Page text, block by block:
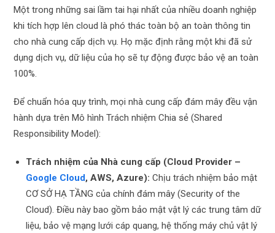
Một trong những sai lầm tai hại nhất của nhiều doanh nghiệp
khi tích hợp lên cloud là phó thác toàn bộ an toàn thông tin
cho nhà cung cấp dịch vụ. Họ mặc định rằng một khi đã sử
dụng dịch vụ, dữ liệu của họ sẽ tự động được bảo vệ an toàn
100%.
Để chuẩn hóa quy trình, mọi nhà cung cấp đám mây đều vận
hành dựa trên Mô hình Trách nhiệm Chia sẻ (Shared
Responsibility Model):
Trách nhiệm của Nhà cung cấp (Cloud Provider –
Google Cloud, AWS, Azure): Chịu trách nhiệm bảo mật
CƠ SỞ HẠ TẦNG của chính đám mây (Security of the
Cloud). Điều này bao gồm bảo mật vật lý các trung tâm dữ
liệu, bảo vệ mạng lưới cáp quang, hệ thống máy chủ vật lý